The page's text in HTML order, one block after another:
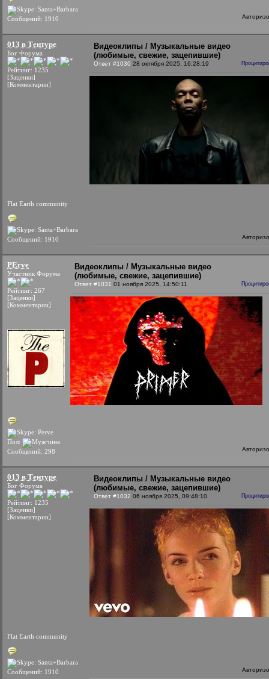
Сообщений: 1910
013 в Тентуре
Бог Форума
Рейтинг: 1235
[Заценки]
[Комментарии]
Flat Earth community
Сообщений: 1910
Видеоклипы / Музыкальные видео
(любимые, свежие, зацепившие)
Ответ #1030 28 октября 2025, 16:28:19
PErve
Участник Форума
Рейтинг: 267
[Заценки]
[Комментарии]
Пол:
Сообщений: 298
Видеоклипы / Музыкальные видео
(любимые, свежие, зацепившие)
Ответ #1031 01 ноября 2025, 14:50:11
013 в Тентуре
Бог Форума
Рейтинг: 1235
[Заценки]
[Комментарии]
Flat Earth community
Сообщений: 1910
Видеоклипы / Музыкальные видео
(любимые, свежие, зацепившие)
Ответ #1032 06 ноября 2025, 09:48:10